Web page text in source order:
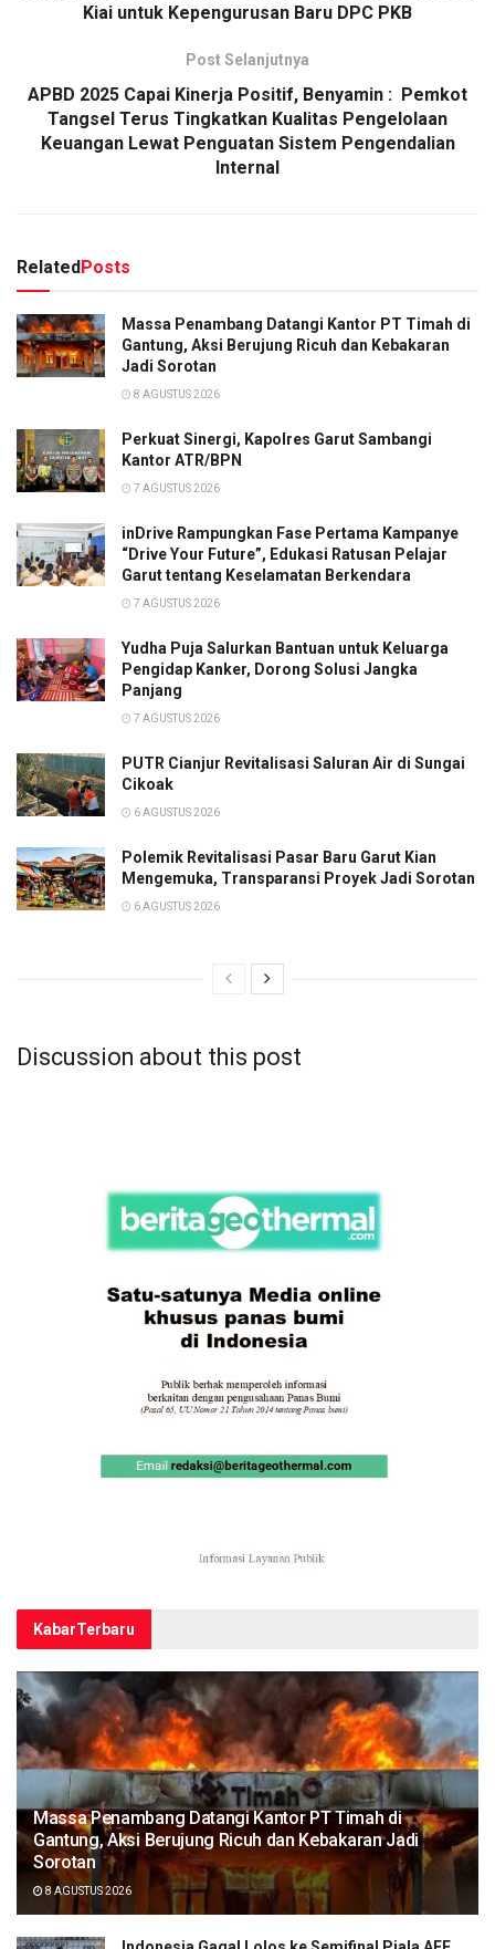
Kiai untuk Kepengurusan Baru DPC PKB
Post Selanjutnya
APBD 2025 Capai Kinerja Positif, Benyamin : Pemkot
Tangsel Terus Tingkatkan Kualitas Pengelolaan
Keuangan Lewat Penguatan Sistem Pengendalian
Internal
RelatedPosts
Massa Penambang Datangi Kantor PT Timah di
Gantung, Aksi Berujung Ricuh dan Kebakaran
Jadi Sorotan
8 AGUSTUS 2026
Perkuat Sinergi, Kapolres Garut Sambangi
Kantor ATR/BPN
7 AGUSTUS 2026
inDrive Rampungkan Fase Pertama Kampanye
“Drive Your Future”, Edukasi Ratusan Pelajar
Garut tentang Keselamatan Berkendara
7 AGUSTUS 2026
Yudha Puja Salurkan Bantuan untuk Keluarga
Pengidap Kanker, Dorong Solusi Jangka
Panjang
7 AGUSTUS 2026
PUTR Cianjur Revitalisasi Saluran Air di Sungai
Cikoak
6 AGUSTUS 2026
Polemik Revitalisasi Pasar Baru Garut Kian
Mengemuka, Transparansi Proyek Jadi Sorotan
6 AGUSTUS 2026
Discussion about this post
KabarTerbaru
Massa Penambang Datangi Kantor PT Timah di
Gantung, Aksi Berujung Ricuh dan Kebakaran Jadi
Sorotan
8 AGUSTUS 2026